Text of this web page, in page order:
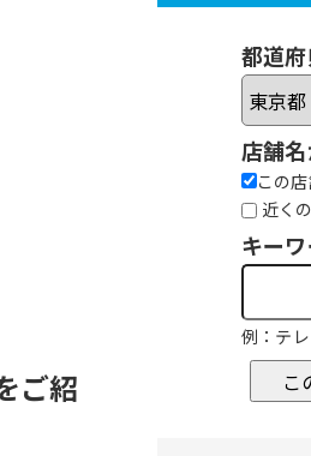
ご紹
都道
店舗
この
近く
キー
例：テ
こ